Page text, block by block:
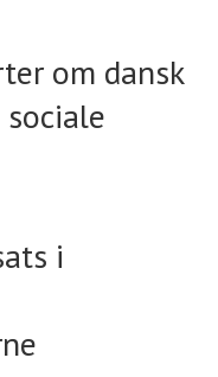
om dansk
i